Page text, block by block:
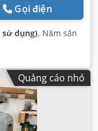
Gọi điện
sử dụng), Năm sản
Quảng cáo nhỏ